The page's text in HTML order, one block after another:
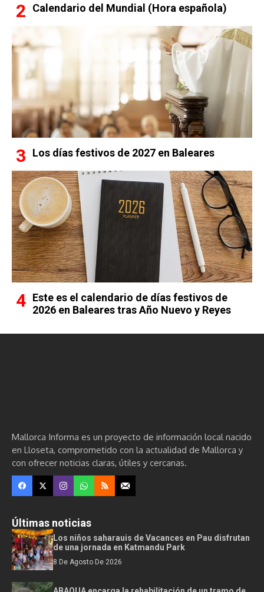
Calendario del Mundial (Hora española)
Los días festivos de 2027 en Baleares
Este es el calendario de días festivos de
2026 en Baleares tras Año Nuevo y Reyes
Mallorca Informa es un proyecto de información local nacido
en Lloseta, comprometido con la actualidad de Mallorca y
con ofrecer noticias claras, útiles y cercanas.
Últimas noticias
Los niños saharauis de Vacances en Pau disfrutan
de una jornada en Katmandu Park
8 De Agosto De 2026